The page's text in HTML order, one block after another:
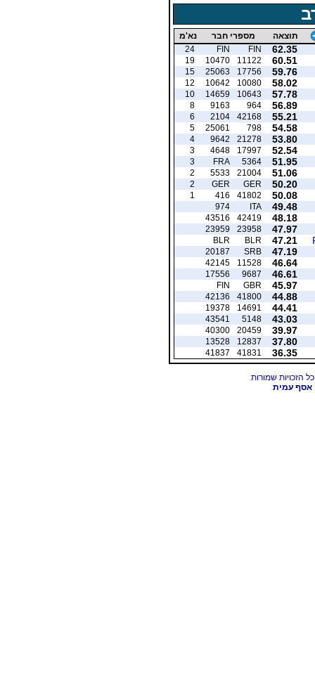
תוצאה מספרי חבר נא'מ
62.35
FIN
FIN
24
60.51
11122
10470
19
59.76
17756
25063
15
58.02
10080
10642
12
57.78
10643
14659
10
56.89
964
9163
8
55.21
42168
2104
6
54.58
798
25061
5
53.80
21278
9642
4
52.54
17997
4648
3
51.95
5364
FRA
3
51.06
21004
5533
2
50.20
GER
GER
2
50.08
41802
416
1
49.48
ITA
974
48.18
42419
43516
47.97
23958
23959
47.21
BLR
BLR
47.19
SRB
20187
46.64
11528
42145
46.61
9687
17556
45.97
GBR
FIN
44.88
41800
42136
44.41
14691
19378
43.03
5148
43541
39.97
20459
40300
37.80
12837
13528
36.35
41831
41837
אסף עמית